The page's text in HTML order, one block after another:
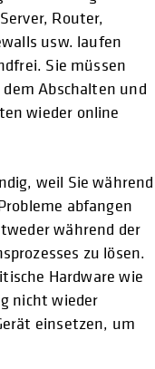
Router,
usw. laufen
Sie müssen
Abschalten und
wieder online
weil Sie während
abfangen
während der
zu lösen.
Hardware wie
nicht wieder
einsetzen, um